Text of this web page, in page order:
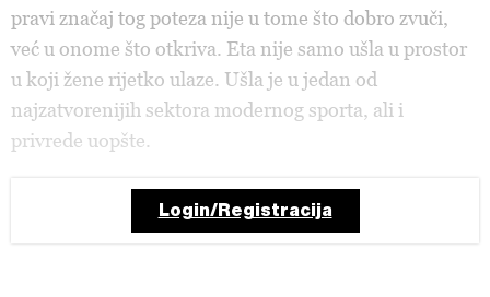
pravi značaj tog poteza nije u tome što dobro zvuči,
već u onome što otkriva. Eta nije samo ušla u prostor
u koji žene rijetko ulaze. Ušla je u jedan od
najzatvorenijih sektora modernog sporta, ali i
privrede uopšte.
Login/Registracija